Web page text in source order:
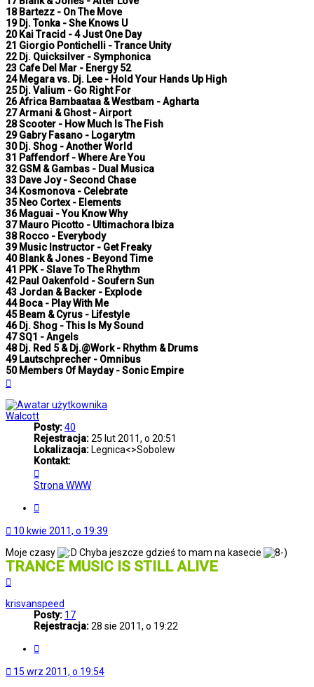
18 Bartezz - On The Move
19 Dj. Tonka - She Knows U
20 Kai Tracid - 4 Just One Day
21 Giorgio Pontichelli - Trance Unity
22 Dj. Quicksilver - Symphonica
23 Cafe Del Mar - Energy 52
24 Megara vs. Dj. Lee - Hold Your Hands Up High
25 Dj. Valium - Go Right For
26 Africa Bambaataa & Westbam - Agharta
27 Armani & Ghost - Airport
28 Scooter - How Much Is The Fish
29 Gabry Fasano - Logarytm
30 Dj. Shog - Another World
31 Paffendorf - Where Are You
32 GSM & Gambas - Dual Musica
33 Dave Joy - Second Chase
34 Kosmonova - Celebrate
35 Neo Cortex - Elements
36 Maguai - You Know Why
37 Mauro Picotto - Ultimachora Ibiza
38 Rocco - Everybody
39 Music Instructor - Get Freaky
40 Blank & Jones - Beyond Time
41 PPK - Slave To The Rhythm
42 Paul Oakenfold - Soufern Sun
43 Jordan & Backer - Explode
44 Boca - Play With Me
45 Beam & Cyrus - Lifestyle
46 Dj. Shog - This Is My Sound
47 SQ1 - Angels
48 Dj. Red 5 & Dj.@Work - Rhythm & Drums
49 Lautschprecher - Omnibus
50 Members Of Mayday - Sonic Empire
Walcott
Posty:40
Rejestracja:25 lut 2011, o 20:51
Lokalizacja: Legnica<>Sobolew
Kontakt:
się
z
Strona WWW
10 kwie 2011, o 19:39
Moje czasy
Chyba jeszcze gdzieś to mam na kasecie
TRANCE MUSIC IS STILL ALIVE
krisvanspeed
Posty: 17
Rejestracja:28 sie 2011, o 19:22
15 wrz 2011, o 19:54